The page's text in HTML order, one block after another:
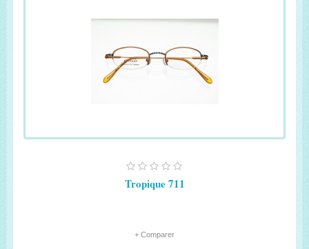
Tropique 711
+ Comparer